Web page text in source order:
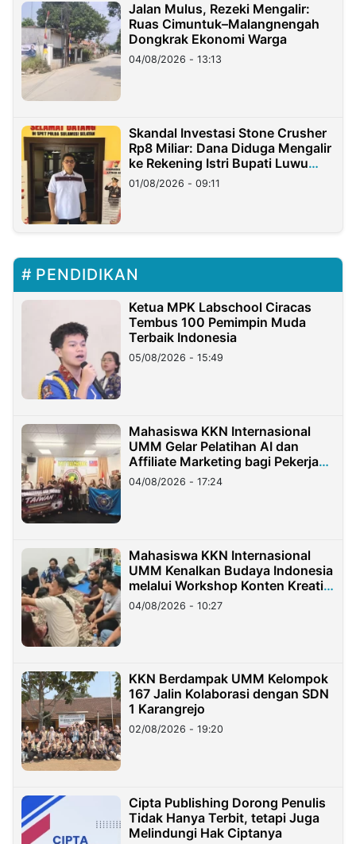
Jalan Mulus, Rezeki Mengalir:
Ruas Cimuntuk–Malangnengah
Dongkrak Ekonomi Warga
04/08/2026 - 13:13
Skandal Investasi Stone Crusher
Rp8 Miliar: Dana Diduga Mengalir
ke Rekening Istri Bupati Luwu
Timur
01/08/2026 - 09:11
PENDIDIKAN
Ketua MPK Labschool Ciracas
Tembus 100 Pemimpin Muda
Terbaik Indonesia
05/08/2026 - 15:49
Mahasiswa KKN Internasional
UMM Gelar Pelatihan AI dan
Affiliate Marketing bagi Pekerja
Migran Indonesia di Taiwan
04/08/2026 - 17:24
Mahasiswa KKN Internasional
UMM Kenalkan Budaya Indonesia
melalui Workshop Konten Kreatif
di Taiwan
04/08/2026 - 10:27
KKN Berdampak UMM Kelompok
167 Jalin Kolaborasi dengan SDN
1 Karangrejo
02/08/2026 - 19:20
Cipta Publishing Dorong Penulis
Tidak Hanya Terbit, tetapi Juga
Melindungi Hak Ciptanya